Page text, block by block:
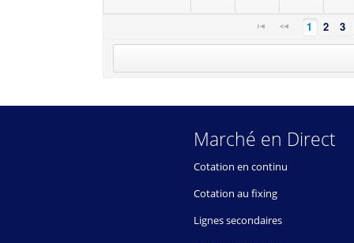
1 2 3
Marché en Direct
Cotation en continu
Cotation au fixing
Lignes secondaires